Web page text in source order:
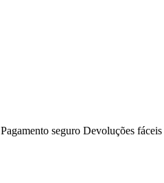
Pagamento seguro Devoluções fáceis